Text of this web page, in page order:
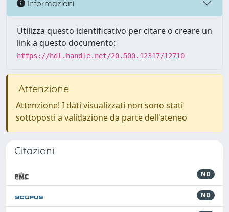
Informazioni
Utilizza questo identificativo per citare o creare un
link a questo documento:
https://hdl.handle.net/20.500.12317/12710
Attenzione
Attenzione! I dati visualizzati non sono stati
sottoposti a validazione da parte dell'ateneo
Citazioni
ND
ND